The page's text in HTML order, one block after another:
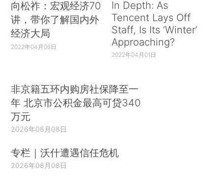
向松祚：宏观经济70
讲，带你了解国内外
经济大局
2022年04月06日
In Depth: As
Tencent Lays Off
Staff, Is Its ‘Winter’
Approaching?
2022年04月01日
非京籍五环内购房社保降至一
年 北京市公积金最高可贷340
万元
2026年08月08日
专栏｜沃什遭遇信任危机
2026年08月08日